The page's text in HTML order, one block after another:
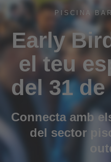
PISCINA
Early
el teu
del 31
Connecta amb
del sector